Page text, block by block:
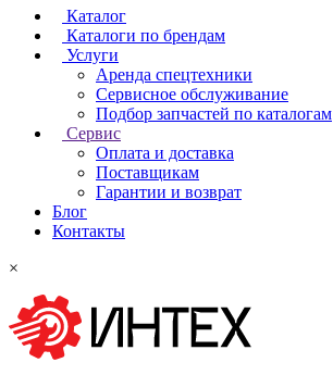
Каталог
Каталоги по брендам
Услуги
Аренда спецтехники
Сервисное обслуживание
Подбор запчастей по каталогам
Сервис
Оплата и доставка
Поставщикам
Гарантии и возврат
Блог
Контакты
×